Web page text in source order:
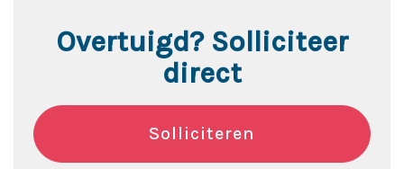
Overtuigd? Solliciteer
direct
Solliciteren